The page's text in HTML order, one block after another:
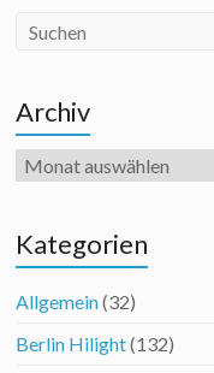
Archiv
Archiv
Kategorien
Allgemein(32)
Berlin Hilight(132)